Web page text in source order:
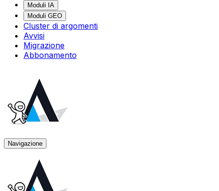
Moduli IA
Moduli GEO
Cluster di argomenti
Avvisi
Migrazione
Abbonamento
Navigazione